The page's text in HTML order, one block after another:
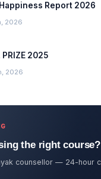
Report 2026
2026
PRIZE 2025
2026
the right course?
counsellor — 24-hour